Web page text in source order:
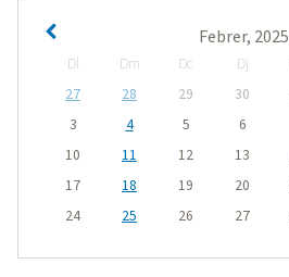
Febrer, 2025
Dl Dm Dc Dj
27
28 29 30
3
4 5 6
10
11 12 13
17
18 19 20
24
25 26 27